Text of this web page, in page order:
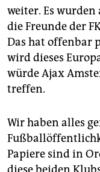
weiter. Es
die Freunde der
Das hat offenbar
wird dieses
würde Ajax
treffen.
Wir haben ­alles
Papiere sind in
diese beiden